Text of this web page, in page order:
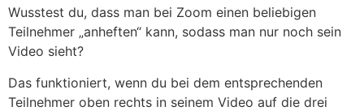
Wusstest du, dass man bei Zoom einen beliebigen
Teilnehmer „anheften“ kann, sodass man nur noch sein
Video sieht?
Das funktioniert, wenn du bei dem entsprechenden
Teilnehmer oben rechts in seinem Video auf die drei